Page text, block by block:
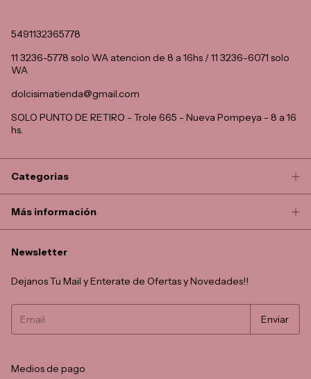
5491132365778
11 3236-5778 solo WA atencion de 8 a 16hs / 11 3236-6071 solo
WA
dolcisimatienda@gmail.com
SOLO PUNTO DE RETIRO - Trole 665 - Nueva Pompeya - 8 a 16
hs.
Categorias
Más información
Newsletter
Dejanos Tu Mail y Enterate de Ofertas y Novedades!!
Medios de pago